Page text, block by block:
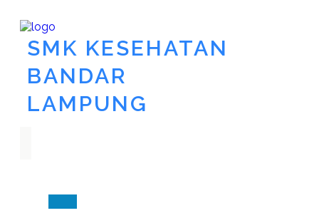
SMK KESEHATAN
BANDAR
LAMPUNG